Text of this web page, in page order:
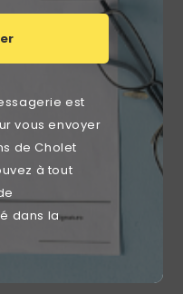
est
vous envoyer
de Cholet
à tout
dans la(boîte De 10)